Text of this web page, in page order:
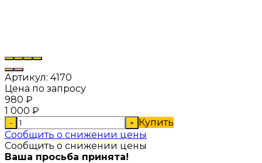
Артикул: 4170
Цена по запросу
980 ₽
1 000 ₽
- + Купить
Сообщить о снижении цены
Сообщить о снижении цены
Ваша просьба принята!